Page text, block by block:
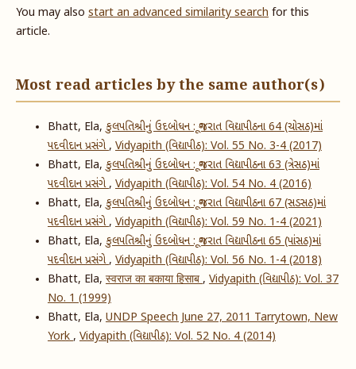
You may also start an advanced similarity searchfor this
article.
Most read articles by the same author(s)
Bhatt, Ela,કુલપતિશ્રીનું ઉદબોધન : ગૂજરાત વિદ્યાપીઠના 64 (ચોસઠ)માં
પદવીદાન પ્રસંગે, Vidyapith (વિદ્યાપીઠ): Vol. 55 No. 3-4 (2017)
Bhatt, Ela,કુલપતિશ્રીનું ઉદબોધન : ગૂજરાત વિદ્યાપીઠના 63 (ત્રેસઠ)માં
પદવીદાન પ્રસંગે, Vidyapith (વિદ્યાપીઠ): Vol. 54 No. 4 (2016)
Bhatt, Ela,કુલપતિશ્રીનું ઉદબોધન : ગૂજરાત વિદ્યાપીઠના ​6​7 (​સડસઠ)માં
પદવીદાન પ્રસંગે, Vidyapith (વિદ્યાપીઠ): Vol. 59 No. 1-4 (2021)
Bhatt, Ela,કુલપતિશ્રીનું ઉદબોધન : ગૂજરાત વિદ્યાપીઠના 65 (પાંસઠ)માં
પદવીદાન પ્રસંગે, Vidyapith (વિદ્યાપીઠ): Vol. 56 No. 1-4 (2018)
Bhatt, Ela, स्वराज का बकाया हिसाब, Vidyapith (વિદ્યાપીઠ): Vol. 37
No. 1 (1999)
Bhatt, Ela, UNDP Speech June 27, 2011 Tarrytown, New
York, Vidyapith (વિદ્યાપીઠ): Vol. 52 No. 4 (2014)